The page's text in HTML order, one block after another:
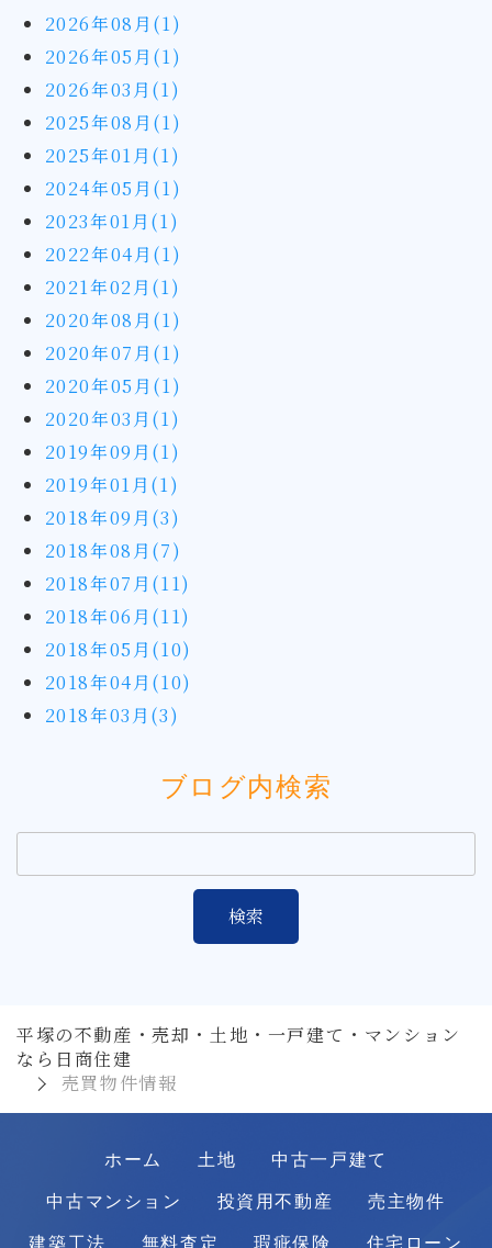
2026年08月(1)
2026年05月(1)
2026年03月(1)
2025年08月(1)
2025年01月(1)
2024年05月(1)
2023年01月(1)
2022年04月(1)
2021年02月(1)
2020年08月(1)
2020年07月(1)
2020年05月(1)
2020年03月(1)
2019年09月(1)
2019年01月(1)
2018年09月(3)
2018年08月(7)
2018年07月(11)
2018年06月(11)
2018年05月(10)
2018年04月(10)
2018年03月(3)
ブログ内検索
平塚の不動産・売却・土地・一戸建て・マンション
なら日商住建
売買物件情報
ホーム 土地
中古一戸建て
中古マンション
投資用不動産
売主物件
建築工法
無料査定 瑕疵保険 住宅ローン